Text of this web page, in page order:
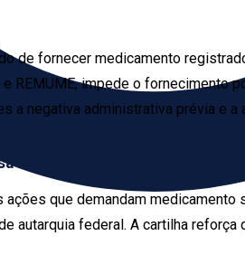
de fornecer medicamento
e REMUME, impede o
a negativa administrativa prévia e
que demandam
autarquia federal. A cartilha